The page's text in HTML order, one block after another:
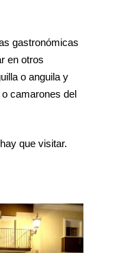
gastronómicas
en otros
o anguila y
camarones del
que visitar.